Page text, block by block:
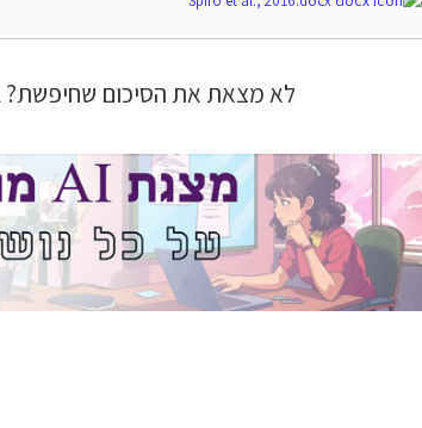
לא מצאת את הסיכום שחיפשת?